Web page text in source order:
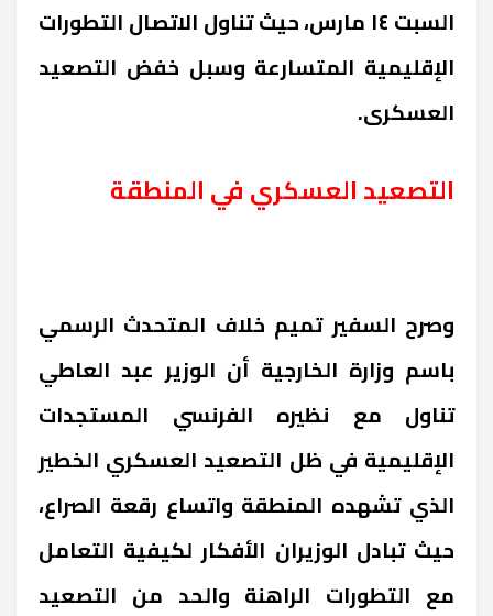
السبت ١٤ مارس، حيث تناول الاتصال التطورات
الإقليمية المتسارعة وسبل خفض التصعيد
العسكرى.
التصعيد العسكري في المنطقة
وصرح السفير تميم خلاف المتحدث الرسمي
باسم وزارة الخارجية أن الوزير عبد العاطي
تناول مع نظيره الفرنسي المستجدات
الإقليمية في ظل التصعيد العسكري الخطير
الذي تشهده المنطقة واتساع رقعة الصراع،
حيث تبادل الوزيران الأفكار لكيفية التعامل
مع التطورات الراهنة والحد من التصعيد